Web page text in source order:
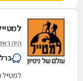
היה
ברל
למטייל